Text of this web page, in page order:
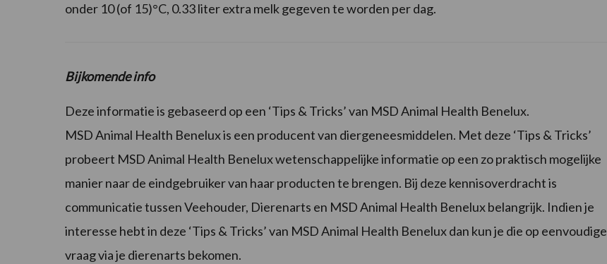
onder 10 (of 15)°C, 0.33 liter extra melk gegeven te worden per dag.
Bijkomende info
Deze informatie is gebaseerd op een ‘Tips & Tricks’ van MSD Animal Health Benelux.
MSD Animal Health Benelux is een producent van diergeneesmiddelen. Met deze ‘Tips & Tricks’
probeert MSD Animal Health Benelux wetenschappelijke informatie op een zo praktisch mogelijke
manier naar de eindgebruiker van haar producten te brengen. Bij deze kennisoverdracht is
communicatie tussen Veehouder, Dierenarts en MSD Animal Health Benelux belangrijk. Indien je
interesse hebt in deze ‘Tips & Tricks’ van MSD Animal Health Benelux dan kun je die op eenvoudige
vraag via je dierenarts bekomen.